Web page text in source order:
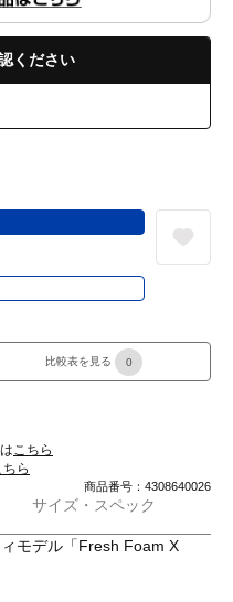
ください
比較表を見る 0
こちら
ちら
商品番号：4308640026
サイズ・スペック
モデル「Fresh Foam X